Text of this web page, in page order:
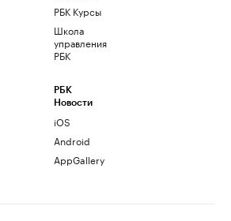
РБК Курсы
Школа
управления
РБК
РБК
Новости
iOS
Android
AppGallery